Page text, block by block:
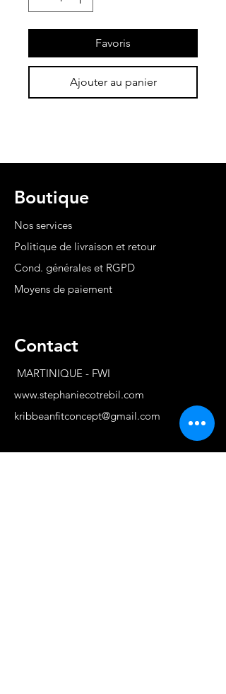
Favoris
Ajouter au panier
Boutique
Nos services
Politique de livraison et retour
Cond. générales et RGPD
Moyens de paiement
Contact
MARTINIQUE - FWI
www.stephaniecotrebil.com
kribbeanfitconcept@gmail.com